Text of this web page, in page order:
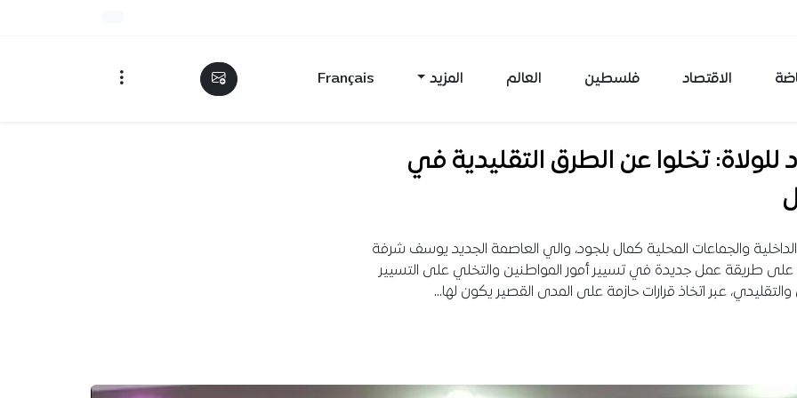
الاقتصاد فلسطين العالم المزيد Français
للولاة: تخلوا عن الطرق التقليدية في
الداخلية والجماعات المحلية كمال بلجود، والي العاصمة الجديد يوسف شرفة
على طريقة عمل جديدة في تسيير أمور المواطنين والتخلي على التسيير
والتقليدي، عبر اتخاذ قرارات حازمة على المدى القصير يكون لها…